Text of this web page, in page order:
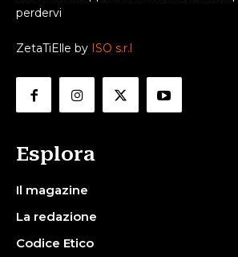
perdervi
ZetaTiElle by ISO s.r.l
Esplora
Il magazine
La redazione
Codice Etico